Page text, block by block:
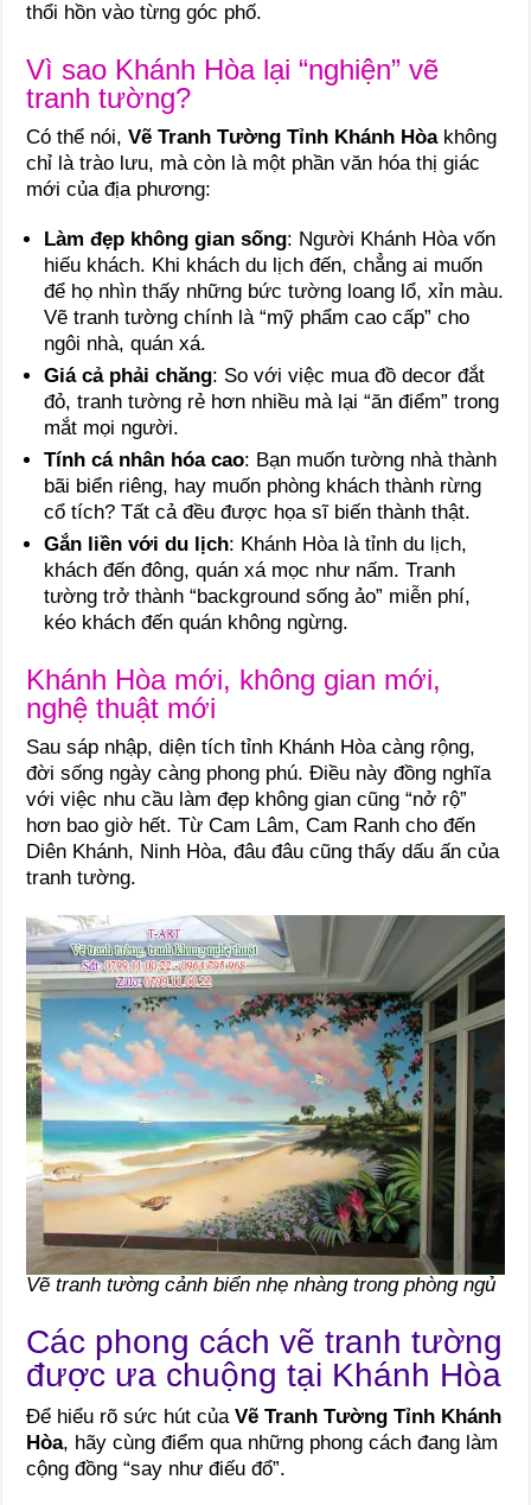
thổi hồn vào từng góc phố.
Vì sao Khánh Hòa lại “nghiện” vẽ
tranh tường?
Có thể nói,Vẽ Tranh Tường Tỉnh Khánh Hòakhông
chỉ là trào lưu, mà còn là một phần văn hóa thị giác
mới của địa phương:
Làm đẹp không gian sống: Người Khánh Hòa vốn
hiếu khách. Khi khách du lịch đến, chẳng ai muốn
để họ nhìn thấy những bức tường loang lổ, xỉn màu.
Vẽ tranh tường chính là “mỹ phẩm cao cấp” cho
ngôi nhà, quán xá.
Giá cả phải chăng: So với việc mua đồ decor đắt
đỏ, tranh tường rẻ hơn nhiều mà lại “ăn điểm” trong
mắt mọi người.
Tính cá nhân hóa cao: Bạn muốn tường nhà thành
bãi biển riêng, hay muốn phòng khách thành rừng
cổ tích? Tất cả đều được họa sĩ biến thành thật.
Gắn liền với du lịch: Khánh Hòa là tỉnh du lịch,
khách đến đông, quán xá mọc như nấm. Tranh
tường trở thành “background sống ảo” miễn phí,
kéo khách đến quán không ngừng.
Khánh Hòa mới, không gian mới,
nghệ thuật mới
Sau sáp nhập, diện tích tỉnh Khánh Hòa càng rộng,
đời sống ngày càng phong phú. Điều này đồng nghĩa
với việc nhu cầu làm đẹp không gian cũng “nở rộ”
hơn bao giờ hết. Từ Cam Lâm, Cam Ranh cho đến
Diên Khánh, Ninh Hòa, đâu đâu cũng thấy dấu ấn của
tranh tường.
Vẽ tranh tường cảnh biển nhẹ nhàng trong phòng ngủ
Các phong cách vẽ tranh tường
được ưa chuộng tại Khánh Hòa
Để hiểu rõ sức hút củaVẽ Tranh Tường Tỉnh Khánh
Hòa, hãy cùng điểm qua những phong cách đang làm
cộng đồng “say như điếu đổ”.